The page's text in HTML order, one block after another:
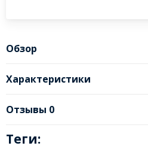
Обзор
Характеристики
Отзывы 0
Теги: